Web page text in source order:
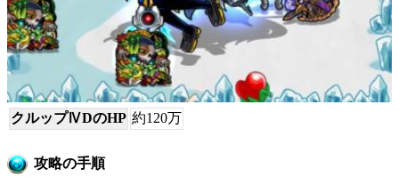
クルップⅣDのHP 約120万
攻略の手順